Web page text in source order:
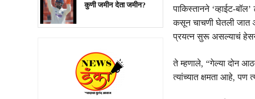
कुणी जमीन देता जमीन?
पाकिस्तानने ‘व्हाईट-
कसून चाचणी घेतली जात
प्रयत्न सुरू असल्याचं
ते म्हणाले, “गेल्या दोन
त्यांच्यात क्षमता आहे, पण